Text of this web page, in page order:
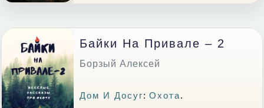
Байки На Привале – 2
Борзый Алексей
Дом И Досуг:Охота.